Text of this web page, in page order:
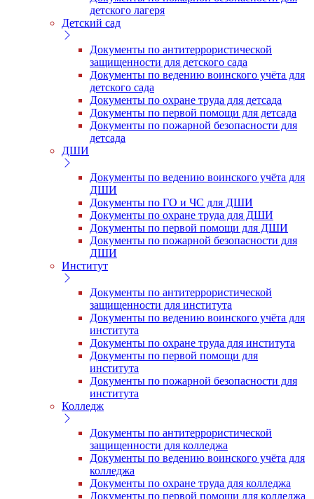
детского лагеря
Детский сад
Документы по антитеррористической
защищенности для детского сада
Документы по ведению воинского учёта для
детского сада
Документы по охране труда для детсада
Документы по первой помощи для детсада
Документы по пожарной безопасности для
детсада
ДШИ
Документы по ведению воинского учёта для
ДШИ
Документы по ГО и ЧС для ДШИ
Документы по охране труда для ДШИ
Документы по первой помощи для ДШИ
Документы по пожарной безопасности для
ДШИ
Институт
Документы по антитеррористической
защищенности для института
Документы по ведению воинского учёта для
института
Документы по охране труда для института
Документы по первой помощи для
института
Документы по пожарной безопасности для
института
Колледж
Документы по антитеррористической
защищенности для колледжа
Документы по ведению воинского учёта для
колледжа
Документы по охране труда для колледжа
Документы по первой помощи для колледжа